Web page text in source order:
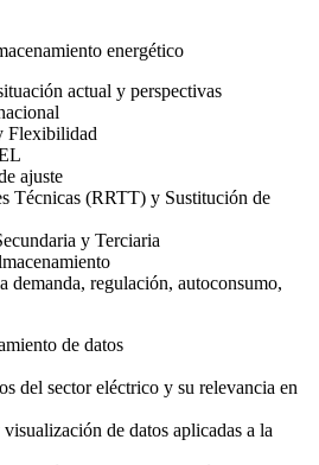
energético
actual y perspectivas
Flexibilidad
ajuste
Técnicas (RRTT) y Sustitución de
y Terciaria
demanda, regulación, autoconsumo,
de datos
del sector eléctrico y su relevancia en
de datos aplicadas a la